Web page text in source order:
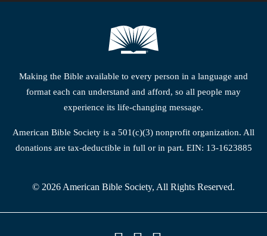
Making the Bible available to every person in a language and
format each can understand and afford, so all people may
experience its life-changing message.
American Bible Society is a 501(c)(3) nonprofit organization. All
donations are tax-deductible in full or in part. EIN: 13-1623885
© 2026 American Bible Society, All Rights Reserved.